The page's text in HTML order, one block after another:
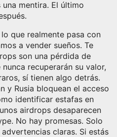
mentira. El último
que realmente pasa con
a vender sueños. Te
son una pérdida de
recuperarán su valor,
sí tienen algo detrás.
y Rusia bloquean el acceso
identificar estafas en
airdrops desaparecen
No hay promesas. Solo
claras. Si estás